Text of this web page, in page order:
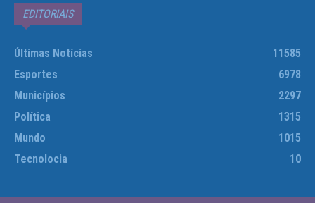
EDITORIAIS
Últimas Notícias
11585
Esportes
6978
Municípios
2297
Política
1315
Mundo
1015
Tecnolocia
10